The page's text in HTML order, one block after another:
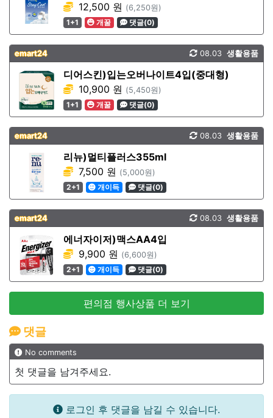
12,500 원 (6,250원)
1+1
개꿀 댓글(0)
emart24 생활용품
08.03
디어스킨)입는오버나이트4입(중대형)
10,900 원 (5,450원)
1+1
개꿀 댓글(0)
emart24 생활용품
08.03
리뉴)멀티플러스355ml
7,500 원 (5,000원)
2+1
개이득 댓글(0)
emart24 생활용품
08.03
에너자이저)맥스AA4입
9,900 원 (6,600원)
2+1
개이득 댓글(0)
편의점 행사상품 더 보기
댓글
No comments
첫 댓글을 남겨주세요.
로그인 후 댓글을 남길 수 있습니다.